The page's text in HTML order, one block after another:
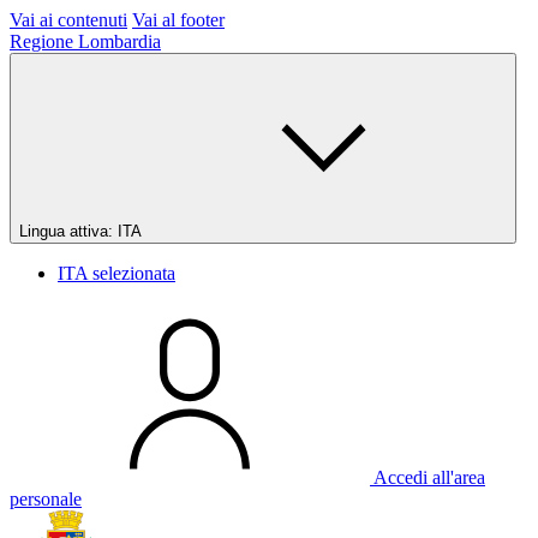
Vai ai contenuti Vai al footer
Regione Lombardia
Lingua attiva: ITA
ITA selezionata
Accedi all'area
personale